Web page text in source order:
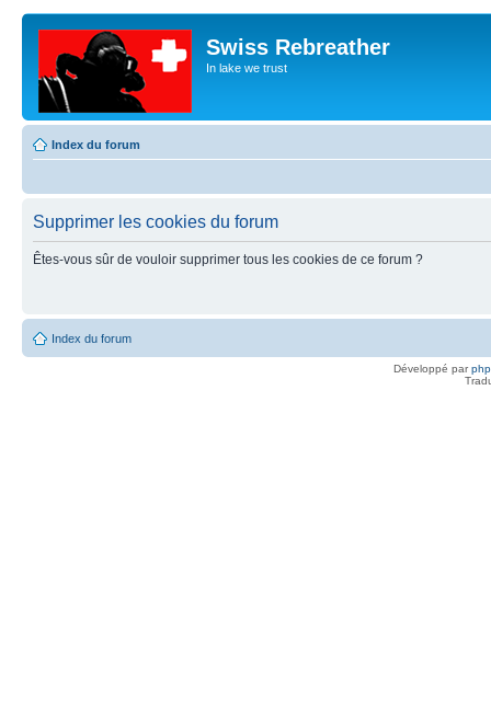
Swiss Rebreather
In lake we trust
Index du forum
Supprimer les cookies du forum
Êtes-vous sûr de vouloir supprimer tous les cookies de ce forum ?
Index du forum
Développé par